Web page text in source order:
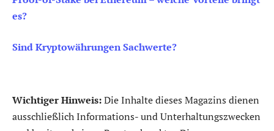
es?
Sind Kryptowährungen Sachwerte?
Wichtiger Hinweis:Die Inhalte dieses Magazins dienen
ausschließlich Informations- und Unterhaltungszwecken